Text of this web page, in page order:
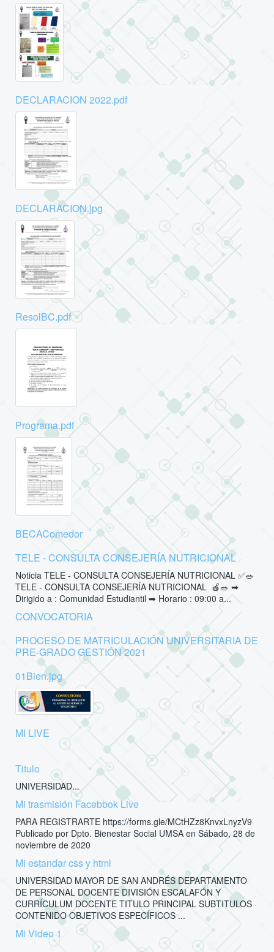
DECLARACION 2022.pdf
DECLARACION.jpg
ResolBC.pdf
Programa.pdf
BECAComedor
TELE - CONSULTA CONSEJERÍA NUTRICIONAL
Noticia TELE - CONSULTA CONSEJERÍA NUTRICIONAL ✅🥗
TELE - CONSULTA CONSEJERÍA NUTRICIONAL 🍎🥗 ➡
Dirigido a : Comunidad Estudiantil ➡ Horario : 09:00 a...
CONVOCATORIA
PROCESO DE MATRICULACIÓN UNIVERSITARIA DE
PRE-GRADO GESTIÓN 2021
01Bien.jpg
MI LIVE
Titulo
UNIVERSIDAD...
Mi trasmisión Facebbok Live
PARA REGISTRARTE https://forms.gle/MCtHZz8KnvxLnyzV9
Publicado por Dpto. Bienestar Social UMSA en Sábado, 28 de
noviembre de 2020
Mi estandar css y html
UNIVERSIDAD MAYOR DE SAN ANDRÉS DEPARTAMENTO
DE PERSONAL DOCENTE DIVISIÓN ESCALAFÓN Y
CURRÍCULUM DOCENTE TITULO PRINCIPAL SUBTITULOS
CONTENIDO OBJETIVOS ESPECÍFICOS ...
Mi Video 1